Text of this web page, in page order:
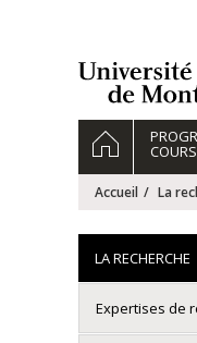
Navigation
principale
ACCUEIL
COURS
Accueil La
LA RECHERCHE
Expertises de